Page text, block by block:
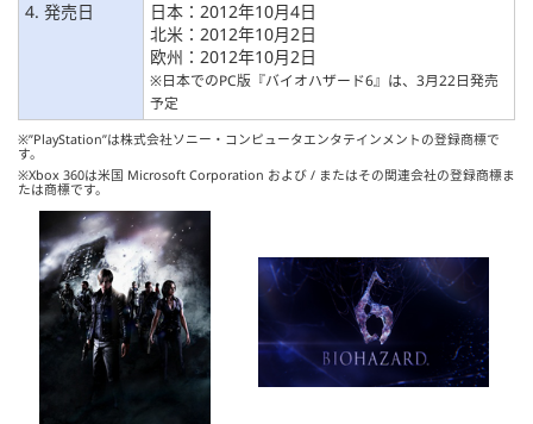
4. 発売日
日本：2012年10月4日
北米：2012年10月2日
欧州：2012年10月2日
※日本でのPC版『バイオハザード6』は、3月22日発売
予定
※”PlayStation”は株式会社ソニー・コンピュータエンタテインメントの登録商標で
す。
※Xbox 360は米国 Microsoft Corporation および / またはその関連会社の登録商標ま
たは商標です。